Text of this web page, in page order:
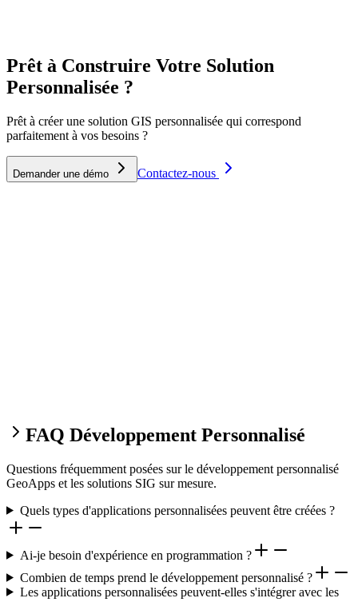
Prêt à Construire Votre Solution
Personnalisée ?
Prêt à créer une solution GIS personnalisée qui correspond
parfaitement à vos besoins ?
Demander une démo Contactez-nous
FAQ Développement Personnalisé
Questions fréquemment posées sur le développement personnalisé
GeoApps et les solutions SIG sur mesure.
Quels types d'applications personnalisées peuvent être créées ?
Ai-je besoin d'expérience en programmation ?
Combien de temps prend le développement personnalisé ?
Les applications personnalisées peuvent-elles s'intégrer avec les